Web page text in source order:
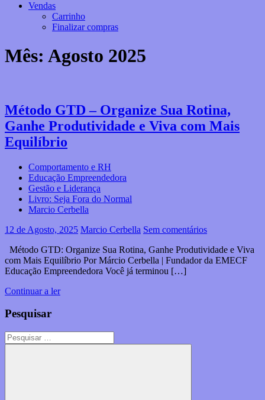
Vendas
Carrinho
Finalizar compras
Mês: Agosto 2025
Método GTD – Organize Sua Rotina,
Ganhe Produtividade e Viva com Mais
Equilíbrio
Comportamento e RH
Educação Empreendedora
Gestão e Liderança
Livro: Seja Fora do Normal
Marcio Cerbella
12 de Agosto, 2025 Marcio Cerbella Sem comentários
Método GTD: Organize Sua Rotina, Ganhe Produtividade e Viva
com Mais Equilíbrio Por Márcio Cerbella | Fundador da EMECF
Educação Empreendedora Você já terminou […]
Continuar a ler
Pesquisar
Pesquisar
por: